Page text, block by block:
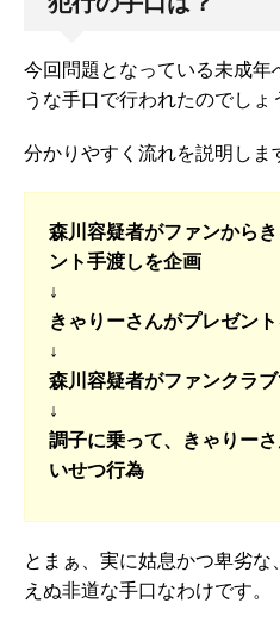
今回問題となっている未成年
うな手口で行われたのでしょ
分かりやすく流れを説明しま
森川容疑者がファンから
ント手渡しを企画
↓
きゃりーさんがプレゼン
↓
森川容疑者がファンクラ
↓
調子に乗って、きゃりー
いせつ行為
とまぁ、実に姑息かつ卑劣
えぬ非道な手口なわけです。